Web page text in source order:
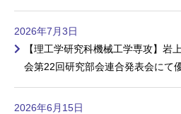
2026年7月3日
【理工学研究科機械工学専攻】岩
会第22回研究部会連合発表会にて
2026年6月15日